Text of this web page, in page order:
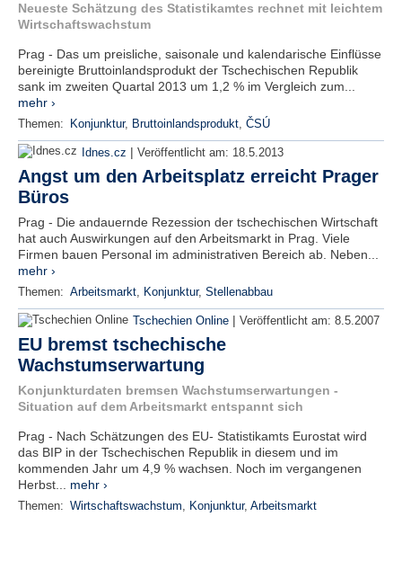
Neueste Schätzung des Statistikamtes rechnet mit leichtem
Wirtschaftswachstum
Prag - Das um preisliche, saisonale und kalendarische Einflüsse
bereinigte Bruttoinlandsprodukt der Tschechischen Republik
sank im zweiten Quartal 2013 um 1,2 % im Vergleich zum...
mehr ›
Themen: Konjunktur, Bruttoinlandsprodukt, ČSÚ
Idnes.cz | Veröffentlicht am: 18.5.2013
Angst um den Arbeitsplatz erreicht Prager
Büros
Prag - Die andauernde Rezession der tschechischen Wirtschaft
hat auch Auswirkungen auf den Arbeitsmarkt in Prag. Viele
Firmen bauen Personal im administrativen Bereich ab. Neben...
mehr ›
Themen: Arbeitsmarkt, Konjunktur, Stellenabbau
Tschechien Online | Veröffentlicht am: 8.5.2007
EU bremst tschechische
Wachstumserwartung
Konjunkturdaten bremsen Wachstumserwartungen -
Situation auf dem Arbeitsmarkt entspannt sich
Prag - Nach Schätzungen des EU- Statistikamts Eurostat wird
das BIP in der Tschechischen Republik in diesem und im
kommenden Jahr um 4,9 % wachsen. Noch im vergangenen
Herbst... mehr ›
Themen: Wirtschaftswachstum, Konjunktur, Arbeitsmarkt